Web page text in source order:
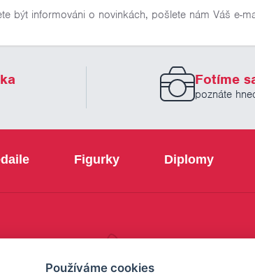
být informováni o novinkách, pošlete nám Váš e-
Fotíme
poznáte
Figurky Diplomy
Používáme cookies